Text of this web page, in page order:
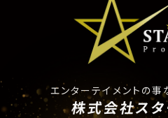
エンターテイメントの事
株式会社ス